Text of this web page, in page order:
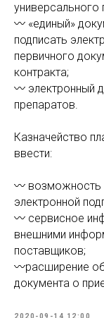
универсального
〰️ «единый»
подписать
первичного
контракта;
〰️ электронный
препаратов.⠀
Казначейство
ввести:
〰️ возможность
электронной
〰️ сервисное
внешними
поставщиков;
〰️расширение
документа о
2020-09-14 12:00